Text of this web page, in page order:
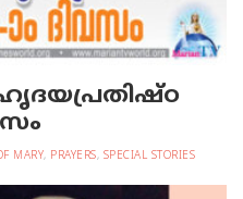
MARY, PRAYERS, SPECIAL STORIES